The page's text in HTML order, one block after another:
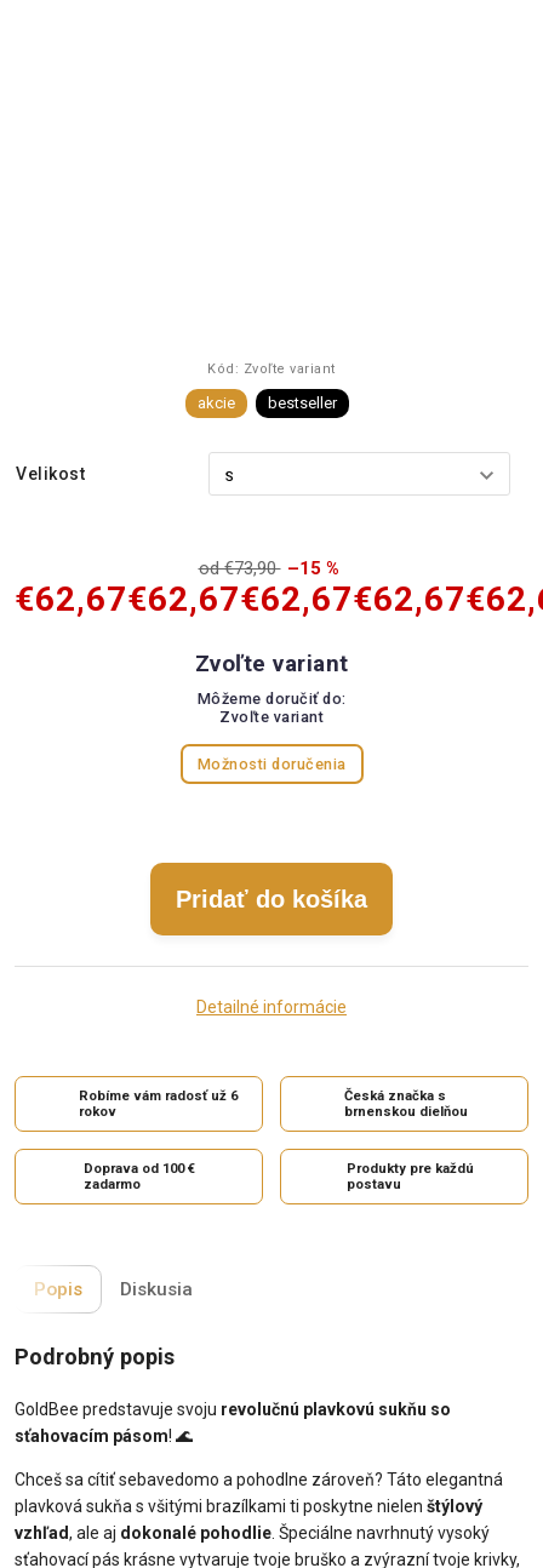
Kód: Zvoľte variant
akcie bestseller
Velikost
od €73,90 –15 %
€62,67€62,67€62,67€62,67
Zvoľte variant
Môžeme doručiť do:
Zvoľte variant
Možnosti doručenia
Pridať do košíka
Detailné informácie
Robíme vám radosť už 6
rokov
Česká značka s
brnenskou dielňou
Doprava od 100 €
zadarmo
Produkty pre každú
postavu
Popis Diskusia
Podrobný popis
GoldBee predstavuje svoju revolučnú plavkovú sukňu so
sťahovacím pásom! 🌊
Chceš sa cítiť sebavedomo a pohodlne zároveň? Táto elegantná
plavková sukňa s všitými brazílkami ti poskytne nielen štýlový
vzhľad, ale aj dokonalé pohodlie . Špeciálne navrhnutý vysoký
sťahovací pás krásne vytvaruje tvoje bruško a zvýrazní tvoje krivky,